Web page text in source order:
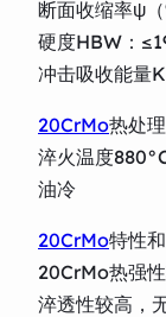
断面收缩率ψ
硬度HBW：
冲击吸收能量
20CrMo热处理
淬火温度
油冷
20CrMo特性
20CrMo热强
淬透性较高，